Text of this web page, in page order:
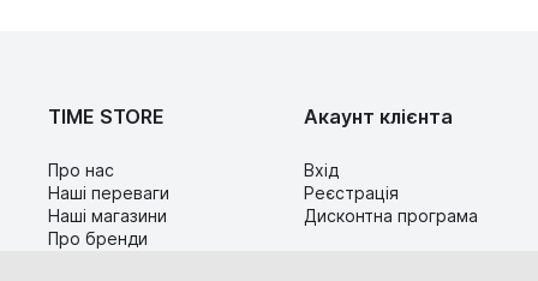
TIME STORE
Про нас
Наші переваги
Наші магазини
Про бренди
Акаунт клієнта
Вхід
Реєстрація
Дисконтна програма